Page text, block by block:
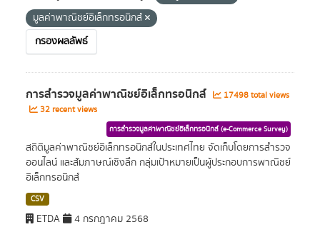
มูลค่าพาณิชย์อิเล็กทรอนิกส์
กรองผลลัพธ์
การสำรวจมูลค่าพาณิชย์อิเล็กทรอนิกส์
17498 total views
32 recent views
การสำรวจมูลค่าพาณิชย์อิเล็กทรอนิกส์ (e-Commerce Survey)
สถิติมูลค่าพาณิชย์อิเล็กทรอนิกส์ในประเทศไทย จัดเก็บโดยการสำรวจ
ออนไลน์ และสัมภาษณ์เชิงลึก กลุ่มเป้าหมายเป็นผู้ประกอบการพาณิชย์
อิเล็กทรอนิกส์
CSV
ETDA 4 กรกฎาคม 2568